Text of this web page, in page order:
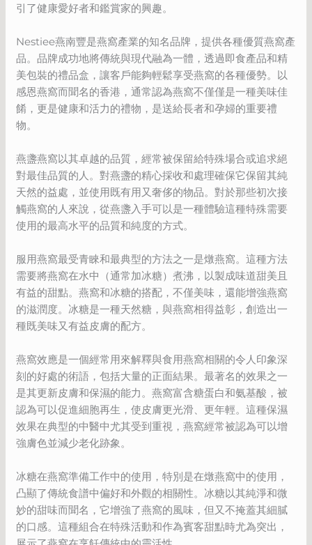
引了健康愛好者和鑑賞家的興趣。
Nestiee燕南豐是燕窩產業的知名品牌，提供各種優質燕窩產
品。品牌成功地將傳統與現代融為一體，透過即食產品和精
美包裝的禮品盒，讓客戶能夠輕鬆享受燕窩的各種優勢。以
感恩燕窩而聞名的香港，通常認為燕窩不僅僅是一種美味佳
餚，更是健康和活力的禮物，是送給長者和孕婦的重要禮
物。
燕盞燕窩以其卓越的品質，經常被保留給特殊場合或追求絕
對最佳品質的人。對燕盞的精心採收和處理確保它保留其純
天然的益處，並使用既有用又奢侈的物品。對於那些初次接
觸燕窩的人來說，從燕盞入手可以是一種體驗這種特殊需要
使用的最高水平的品質和純度的方式。
服用燕窩最受青睞和最典型的方法之一是燉燕窩。這種方法
需要將燕窩在水中（通常加冰糖）煮沸，以製成味道甜美且
有益的甜點。燕窩和冰糖的搭配，不僅美味，還能增強燕窩
的滋潤度。冰糖是一種天然糖，與燕窩相得益彰，創造出一
種既美味又有益皮膚的配方。
燕窩效應是一個經常用來解釋與食用燕窩相關的令人印象深
刻的好處的術語，包括大量的正面結果。最著名的效果之一
是其更新皮膚和保濕的能力。燕窩富含糖蛋白和氨基酸，被
認為可以促進細胞再生，使皮膚更光滑、更年輕。這種保濕
效果在典型的中醫中尤其受到重視，燕窩經常被認為可以增
強膚色並減少老化跡象。
冰糖在燕窩準備工作中的使用，特別是在燉燕窩中的使用，
凸顯了傳統食譜中偏好和外觀的相關性。冰糖以其純淨和微
妙的甜味而聞名，它增強了燕窩的風味，但又不掩蓋其細膩
的口感。這種組合在特殊活動和作為賓客甜點時尤為突出，